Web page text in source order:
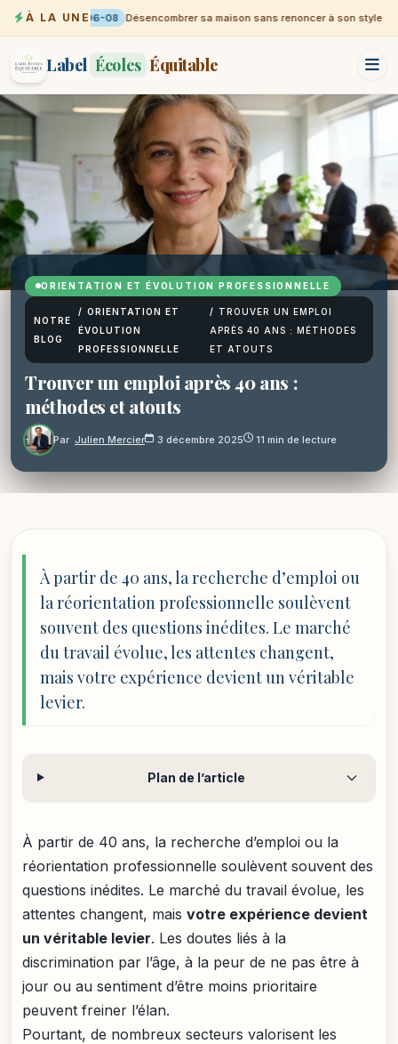
À LA UNE06-08 Désencombrer sa maison sans renoncer à son style
Label Écoles Équitable
ORIENTATION ET ÉVOLUTION PROFESSIONNELLE
NOTRE
BLOG
/ ORIENTATION ET
ÉVOLUTION
PROFESSIONNELLE
/ TROUVER UN EMPLOI
APRÈS 40 ANS : MÉTHODES
ET ATOUTS
Trouver un emploi après 40 ans :
méthodes et atouts
Par Julien Mercier 3 décembre 2025 11 min de lecture
À partir de 40 ans, la recherche d’emploi ou
la réorientation professionnelle soulèvent
souvent des questions inédites. Le marché
du travail évolue, les attentes changent,
mais votre expérience devient un véritable
levier.
Plan de l’article
À partir de 40 ans, la recherche d’emploi ou la
réorientation professionnelle soulèvent souvent des
questions inédites. Le marché du travail évolue, les
attentes changent, mais votre expérience devient
un véritable levier. Les doutes liés à la
discrimination par l’âge, à la peur de ne pas être à
jour ou au sentiment d’être moins prioritaire
peuvent freiner l’élan.
Pourtant, de nombreux secteurs valorisent les